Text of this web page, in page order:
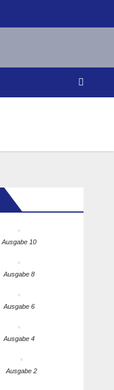
Ausgabe 10
Ausgabe 8
Ausgabe 6
Ausgabe 4
Ausgabe 2